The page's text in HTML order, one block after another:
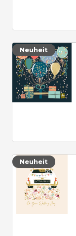
Neuheit
Neuheit